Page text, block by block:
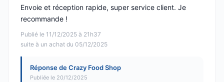
Publié le 11/12/2025 à 21h37
suite à un achat du 05/12/2025
Envoie et réception rapide, super service client. Je
recommande !
Réponse de Crazy Food Shop
Publiée le 20/12/2025